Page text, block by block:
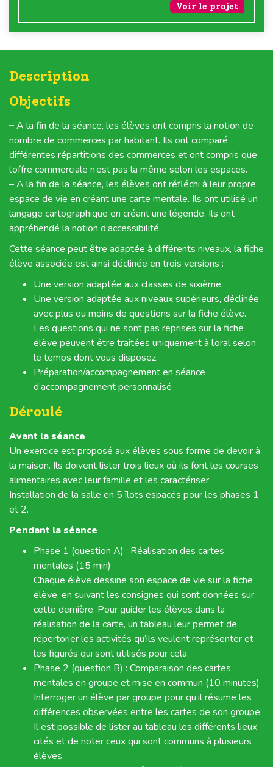
Voir le projet
Description
Objectifs
–A la fin de la séance, les élèves ont compris la notion de
nombre de commerces par habitant. Ils ont comparé
différentes répartitions des commerces et ont compris que
l’offre commerciale n’est pas la même selon les espaces.
–A la fin de la séance, les élèves ont réfléchi à leur propre
espace de vie en créant une carte mentale. Ils ont utilisé un
langage cartographique en créant une légende. Ils ont
appréhendé la notion d’accessibilité.
Cette séance peut être adaptée à différents niveaux, la fiche
élève associée est ainsi déclinée en trois versions :
Une version adaptée aux classes de sixième.
Une version adaptée aux niveaux supérieurs, déclinée
avec plus ou moins de questions sur la fiche élève.
Les questions qui ne sont pas reprises sur la fiche
élève peuvent être traitées uniquement à l’oral selon
le temps dont vous disposez.
Préparation/accompagnement en séance
d’accompagnement personnalisé
Déroulé
Avant la séance
Un exercice est proposé aux élèves sous forme de devoir à
la maison. Ils doivent lister trois lieux où ils font les courses
alimentaires avec leur famille et les caractériser.
Installation de la salle en 5 îlots espacés pour les phases 1
et 2.
Pendant la séance
Phase 1 (question A) : Réalisation des cartes
mentales (15 min)
Chaque élève dessine son espace de vie sur la fiche
élève, en suivant les consignes qui sont données sur
cette dernière. Pour guider les élèves dans la
réalisation de la carte, un tableau leur permet de
répertorier les activités qu’ils veulent représenter et
les figurés qui sont utilisés pour cela.
Phase 2 (question B) : Comparaison des cartes
mentales en groupe et mise en commun (10 minutes)
Interroger un élève par groupe pour qu’il résume les
différences observées entre les cartes de son groupe.
Il est possible de lister au tableau les différents lieux
cités et de noter ceux qui sont communs à plusieurs
élèves.